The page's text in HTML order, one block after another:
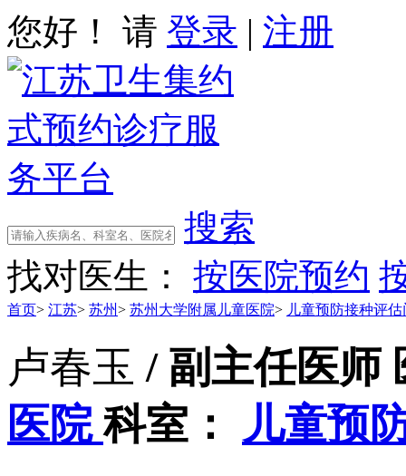
您好！ 请 登录 | 注册
搜索
找对医生：
按医院预约
首页> 江苏> 苏州> 苏州大学附属儿童医院> 儿童预防接种评
卢春玉 / 副主任医师
医院科室： 儿童预